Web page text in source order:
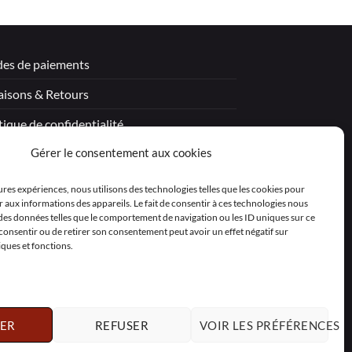
Gérer le consentement aux cookies
expériences, nous utilisons des technologies telles que les cookies pour
aux informations des appareils. Le fait de consentir à ces technologies nous
données telles que le comportement de navigation ou les ID uniques sur ce
consentir ou de retirer son consentement peut avoir un effet négatif sur
et fonctions.
REFUSER VOIR LES PRÉFÉRENCES
de paiements
& Retours
de confidentialité
légales
générales de vente – Garantie
de confidentialité (UE)